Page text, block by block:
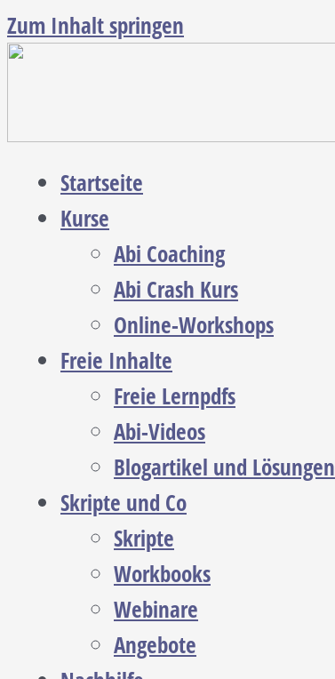
Zum Inhalt springen
Startseite
Kurse
Abi Coaching
Abi Crash Kurs
Online-Workshops
Freie Inhalte
Freie Lernpdfs
Abi-Videos
Blogartikel und Lösungen
Skripte und Co
Skripte
Workbooks
Webinare
Angebote